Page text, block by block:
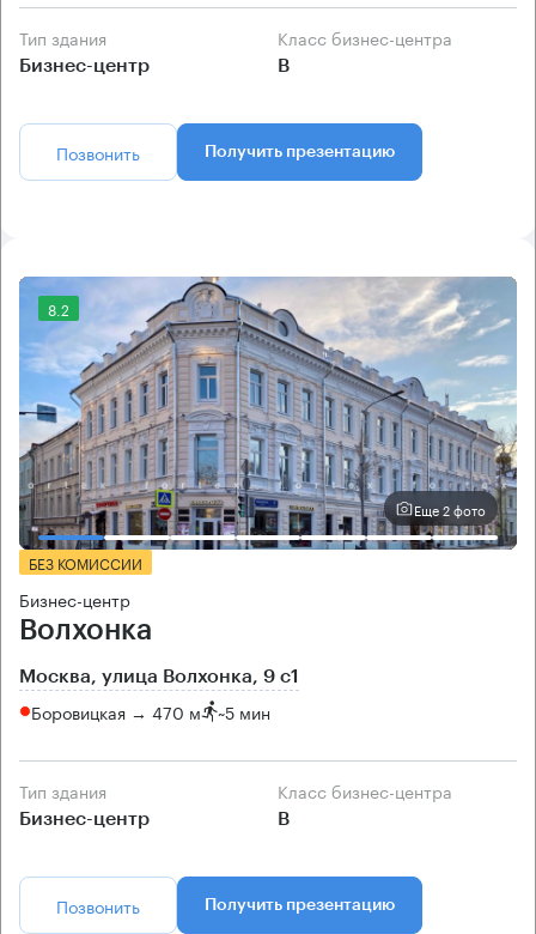
Тип здания
Бизнес-центр
Класс бизнес-центра
B
Позвонить Получить презентацию
8.2
Еще 2 фото
БЕЗ КОМИССИИ
Бизнес-центр
Волхонка
Москва, улица Волхонка, 9 с1
Боровицкая → 470 м ~5 мин
Тип здания
Бизнес-центр
Класс бизнес-центра
B
Позвонить Получить презентацию